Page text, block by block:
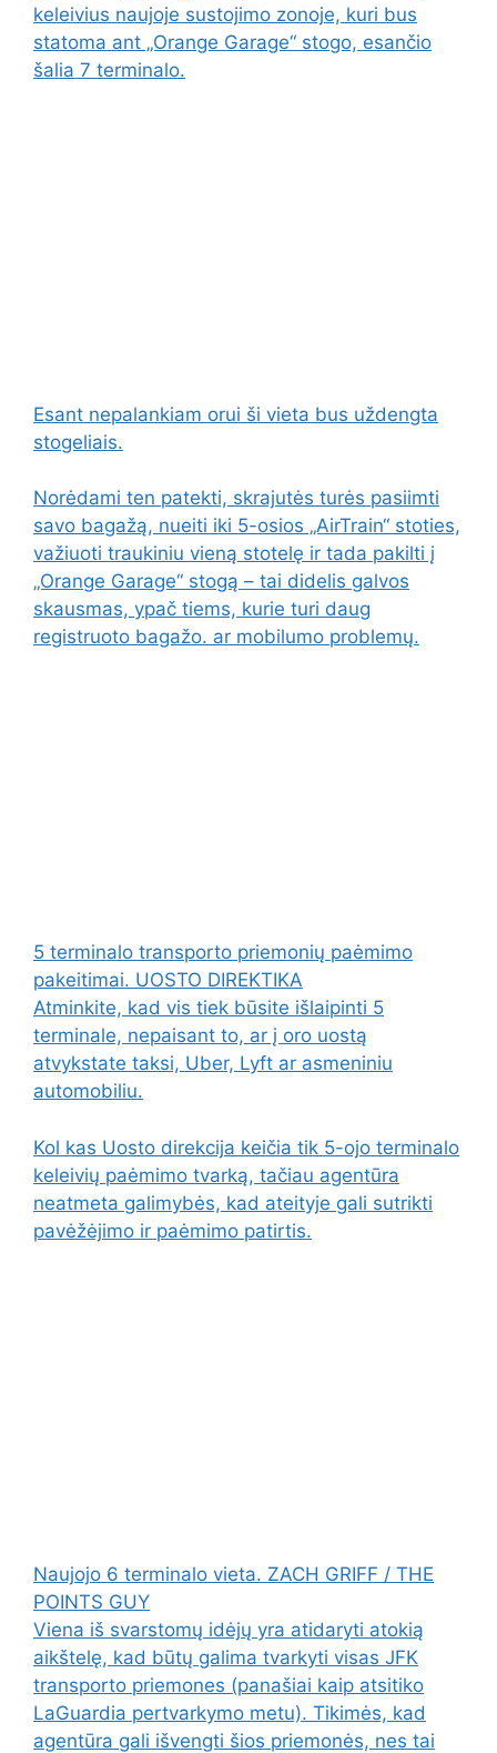
keleivius naujoje sustojimo zonoje, kuri bus
statoma ant „Orange Garage“ stogo, esančio
šalia 7 terminalo.
Esant nepalankiam orui ši vieta bus uždengta
stogeliais.
Norėdami ten patekti, skrajutės turės pasiimti
savo bagažą, nueiti iki 5-osios „AirTrain“ stoties,
važiuoti traukiniu vieną stotelę ir tada pakilti į
„Orange Garage“ stogą – tai didelis galvos
skausmas, ypač tiems, kurie turi daug
registruoto bagažo. ar mobilumo problemų.
5 terminalo transporto priemonių paėmimo
pakeitimai. UOSTO DIREKTIKA
Atminkite, kad vis tiek būsite išlaipinti 5
terminale, nepaisant to, ar į oro uostą
atvykstate taksi, Uber, Lyft ar asmeniniu
automobiliu.
Kol kas Uosto direkcija keičia tik 5-ojo terminalo
keleivių paėmimo tvarką, tačiau agentūra
neatmeta galimybės, kad ateityje gali sutrikti
pavėžėjimo ir paėmimo patirtis.
Naujojo 6 terminalo vieta. ZACH GRIFF / THE
POINTS GUY
Viena iš svarstomų idėjų yra atidaryti atokią
aikštelę, kad būtų galima tvarkyti visas JFK
transporto priemones (panašiai kaip atsitiko
LaGuardia pertvarkymo metu). Tikimės, kad
agentūra gali išvengti šios priemonės, nes tai